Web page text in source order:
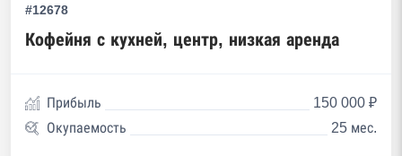
#12678
Кофейня с кухней, центр, низкая аренда
Прибыль
150 000 ₽
Окупаемость
25 мес.